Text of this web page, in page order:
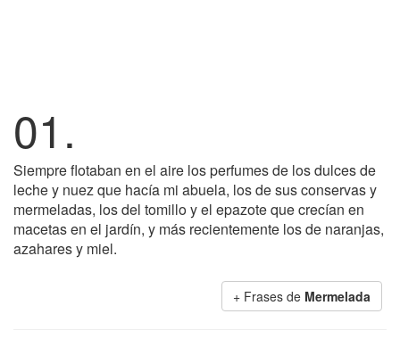
01.
Siempre flotaban en el aire los perfumes de los dulces de
leche y nuez que hacía mi abuela, los de sus conservas y
mermeladas, los del tomillo y el epazote que crecían en
macetas en el jardín, y más recientemente los de naranjas,
azahares y miel.
+ Frases de Mermelada